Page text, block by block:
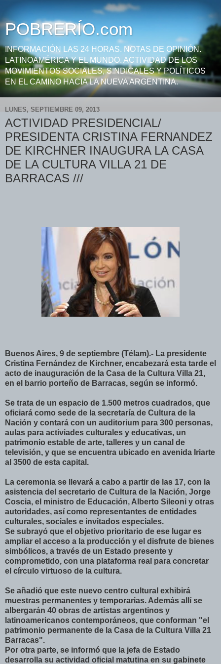
POBRERÍO.com
INFORMACIÓN LAS 24 HORAS. NOTAS DE OPINIÓN.
LATINOAMÉRICA Y EL MUNDO. ACTIVIDAD DE LOS
MOVIMIENTOS SOCIALES, SINDICALES Y POLÍTICOS
EN EL CAMINO HACIA LA NUEVA ARGENTINA.
LUNES, SEPTIEMBRE 09, 2013
ACTIVIDAD PRESIDENCIAL/
PRESIDENTA CRISTINA FERNANDEZ
DE KIRCHNER INAUGURA LA CASA
DE LA CULTURA VILLA 21 DE
BARRACAS ///
Buenos Aires, 9 de septiembre (Télam).- La presidente
Cristina Fernández de Kirchner, encabezará esta tarde el
acto de inauguración de la Casa de la Cultura Villa 21,
en el barrio porteño de Barracas, según se informó.
Se trata de un espacio de 1.500 metros cuadrados, que
oficiará como sede de la secretaría de Cultura de la
Nación y contará con un auditorium para 300 personas,
aulas para activiades culturales y educativas, un
patrimonio estable de arte, talleres y un canal de
televisión, y que se encuentra ubicado en avenida Iriarte
al 3500 de esta capital.
La ceremonia se llevará a cabo a partir de las 17, con la
asistencia del secretario de Cultura de la Nación, Jorge
Coscia, el ministro de Educación, Alberto Sileoni y otras
autoridades, así como representantes de entidades
culturales, sociales e invitados especiales.
Se subrayó que el objetivo prioritario de ese lugar es
ampliar el acceso a la producción y el disfrute de bienes
simbólicos, a través de un Estado presente y
comprometido, con una plataforma real para concretar
el círculo virtuoso de la cultura.
Se añadió que este nuevo centro cultural exhibirá
muestras permanentes y temporarias. Además allí se
albergarán 40 obras de artistas argentinos y
latinoamericanos contemporáneos, que conforman "el
patrimonio permanente de la Casa de la Cultura Villa 21
Barracas".
Por otra parte, se informó que la jefa de Estado
desarrolla su actividad oficial matutina en su gabinete